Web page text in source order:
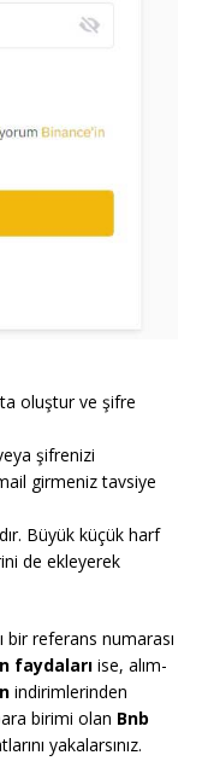
oluştur ve şifre
şifrenizi
girmeniz tavsiye
Büyük küçük harf
de ekleyerek
bir referans numarası
faydaları ise, alım-
indirimlerinden
birimi olan Bnb
yakalarsınız.